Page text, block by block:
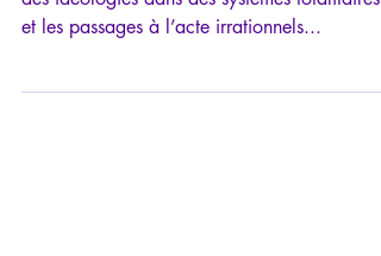
Comment expliquer les adhésions de masse à